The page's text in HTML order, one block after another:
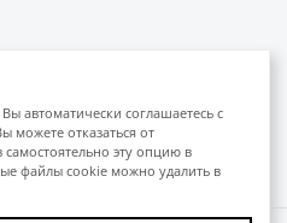
автоматически соглашаетесь с
можете отказаться от
эту опцию в
файлы cookie можно удалить в